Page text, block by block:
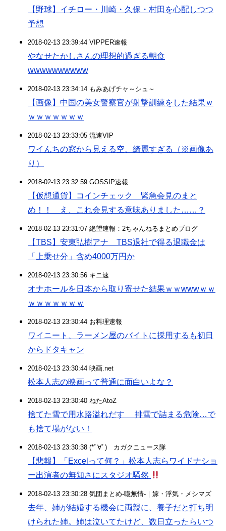
【野球】イチロー・川崎・久保・村田を心配しつつ
予想
2018-02-13 23:39:44 VIPPER速報
やなせたかしさんの理想的過ぎる朝食
wwwwwwwwww
2018-02-13 23:34:14 もみあげチャ～シュ～
【画像】中国の美女警察官が射撃訓練をした結果ｗ
ｗｗｗｗｗｗｗ
2018-02-13 23:33:05 流速VIP
ワイんちの窓から見える空、綺麗すぎる（※画像あ
り）
2018-02-13 23:32:59 GOSSIP速報
【仮想通貨】コインチェック 緊急会見のまと
め！！ え、これ会見する意味ありました……？
2018-02-13 23:31:07 絶望速報：2ちゃんねるまとめブログ
【TBS】安東弘樹アナ TBS退社で得る退職金は
「上乗せ分」含め4000万円か
2018-02-13 23:30:56 キニ速
オナホールを日本から取り寄せた結果ｗｗwwwｗｗ
ｗｗｗｗｗｗｗ
2018-02-13 23:30:44 お料理速報
ワイニート、ラーメン屋のバイトに採用するも初日
からドタキャン
2018-02-13 23:30:44 映画.net
松本人志の映画って普通に面白いよな？
2018-02-13 23:30:40 ねたAtoZ
捨てた雪で用水路溢れだす 排雪で詰まる危険…で
も捨て場がない！
2018-02-13 23:30:38 (*ﾟ∀ﾟ)ゞカガクニュース隊
【悲報】「Excelって何？」松本人志らワイドナショ
ー出演者の無知さにスタジオ騒然
2018-02-13 23:30:28 気団まとめ-噫無情-｜嫁・浮気・メシマズ
去年、姉が結婚する機会に両親に、養子だと打ち明
けられた姉。姉は泣いてたけど、数日立ったらいつ